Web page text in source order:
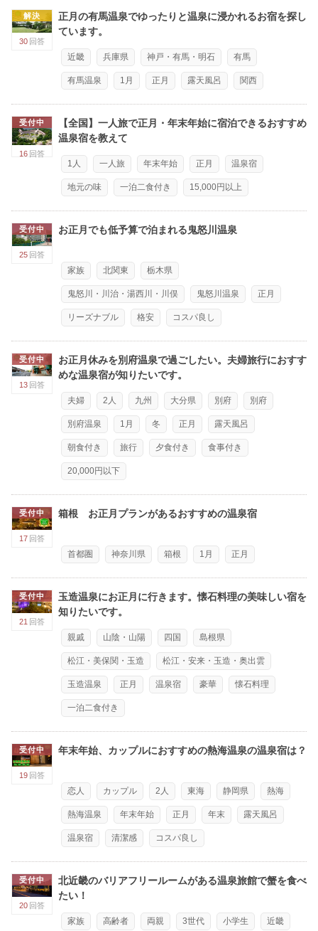
解決
30 回答
正月の有馬温泉でゆったりと温泉に浸かれるお宿を探し
ています。
近畿 兵庫県 神戸・有馬・明石 有馬
有馬温泉 1月 正月 露天風呂 関西
受付中
16 回答
【全国】一人旅で正月・年末年始に宿泊できるおすすめ
温泉宿を教えて
1人 一人旅 年末年始 正月 温泉宿
地元の味 一泊二食付き 15,000円以上
受付中
25 回答
お正月でも低予算で泊まれる鬼怒川温泉
家族 北関東 栃木県
鬼怒川・川治・湯西川・川俣 鬼怒川温泉 正月
リーズナブル 格安 コスパ良し
受付中
13 回答
お正月休みを別府温泉で過ごしたい。夫婦旅行におすす
めな温泉宿が知りたいです。
夫婦 2人 九州 大分県 別府 別府
別府温泉 1月 冬 正月 露天風呂
朝食付き 旅行 夕食付き 食事付き
20,000円以下
受付中
17 回答
箱根 お正月プランがあるおすすめの温泉宿
首都圏 神奈川県 箱根 1月 正月
受付中
21 回答
玉造温泉にお正月に行きます。懐石料理の美味しい宿を
知りたいです。
親戚 山陰・山陽 四国 島根県
松江・美保関・玉造 松江・安来・玉造・奥出雲
玉造温泉 正月 温泉宿 豪華 懐石料理
一泊二食付き
受付中
19 回答
年末年始、カップルにおすすめの熱海温泉の温泉宿は？
恋人 カップル 2人 東海 静岡県 熱海
熱海温泉 年末年始 正月 年末 露天風呂
温泉宿 清潔感 コスパ良し
受付中
20 回答
北近畿のバリアフリールームがある温泉旅館で蟹を食べ
たい！
家族 高齢者 両親 3世代 小学生 近畿